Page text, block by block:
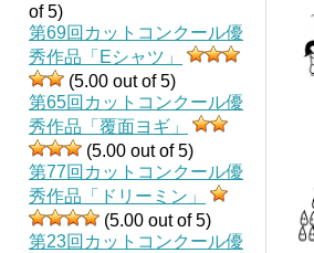
of 5)
第69回カットコンクール優
秀作品「Eシャツ」
(5.00 out of 5)
第65回カットコンクール優
秀作品「覆面ヨギ」
(5.00 out of 5)
第77回カットコンクール優
秀作品「ドリーミン」
(5.00 out of 5)
第23回カットコンクール優